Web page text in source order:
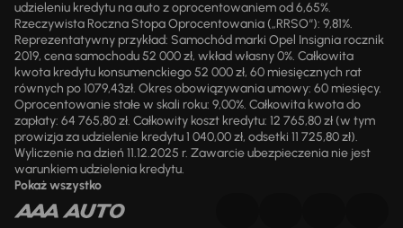
udzieleniu kredytu na auto z oprocentowaniem od 6,65%.
Rzeczywista Roczna Stopa Oprocentowania („RRSO“): 9,81%.
Reprezentatywny przykład: Samochód marki Opel Insignia rocznik
2019, cena samochodu 52 000 zł, wkład własny 0%. Całkowita
kwota kredytu konsumenckiego 52 000 zł, 60 miesięcznych rat
równych po 1079,43zł. Okres obowiązywania umowy: 60 miesięcy.
Oprocentowanie stałe w skali roku: 9,00%. Całkowita kwota do
zapłaty: 64 765,80 zł. Całkowity koszt kredytu: 12 765,80 zł (w tym
prowizja za udzielenie kredytu 1 040,00 zł, odsetki 11 725,80 zł).
Wyliczenie na dzień 11.12.2025 r. Zawarcie ubezpieczenia nie jest
warunkiem udzielenia kredytu.
Pokaż wszystko